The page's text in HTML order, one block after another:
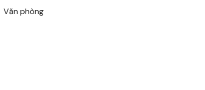
Văn phòng